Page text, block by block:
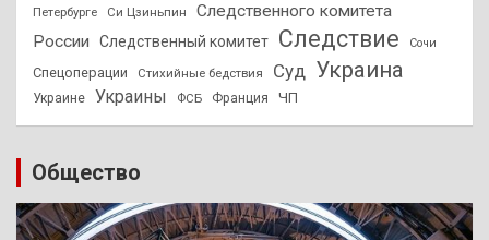
Петербурге
Си Цзиньпин
Следственного комитета
России
Следственный комитет Следствие Сочи
Спецоперации Стихийные бедствия Суд Украина
Украине Украины ФСБ Франция ЧП
Общество